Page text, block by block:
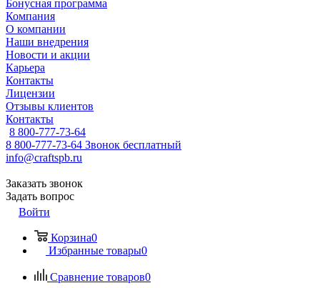
Бонусная программа
Компания
О компании
Наши внедрения
Новости и акции
Карьера
Контакты
Лицензии
Отзывы клиентов
Контакты
8 800-777-73-64
8 800-777-73-64 Звонок бесплатный
info@craftspb.ru
Заказать звонок
Задать вопрос
Войти
Корзина0
Избранные товары0
Сравнение товаров0